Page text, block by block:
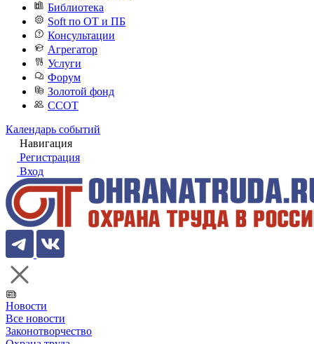
Библиотека
Soft по ОТ и ПБ
Консультации
Агрегатор
Услуги
Форум
Золотой фонд
ССОТ
Календарь событий
Навигация
Регистрация
Вход
Новости
Все новости
Законотворчество